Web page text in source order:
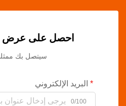
احصل على عرض
سيتصل بك
البريد الإلكتروني
0/100